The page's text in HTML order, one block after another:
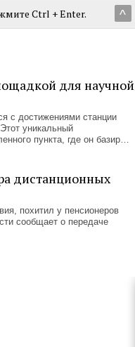
^
Ctrl + Enter.
для научной
с достижениями станции
уникальный
пункта, где он базир…
дистанционных
похитил у пенсионеров
сообщает о передаче